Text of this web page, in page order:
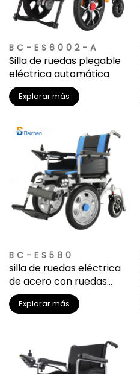
BC-ES6002-A
Silla de ruedas plegable
eléctrica automática
Explorar más
BC-ES580
silla de ruedas eléctrica
de acero con ruedas
delanteras de 16
pulgadas
Explorar más